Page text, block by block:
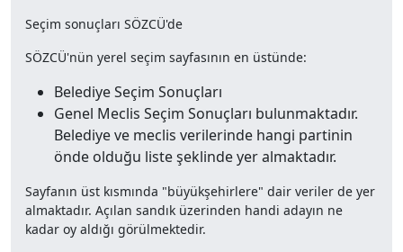
Seçim sonuçları SÖZCÜ'de
SÖZCÜ'nün yerel seçim sayfasının en üstünde:
Belediye Seçim Sonuçları
Genel Meclis Seçim Sonuçları bulunmaktadır.
Belediye ve meclis verilerinde hangi partinin
önde olduğu liste şeklinde yer almaktadır.
Sayfanın üst kısmında "büyükşehirlere" dair veriler de yer
almaktadır. Açılan sandık üzerinden handi adayın ne
kadar oy aldığı görülmektedir.